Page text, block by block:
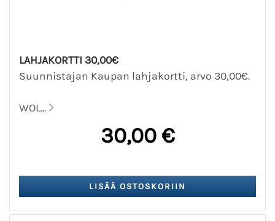
LAHJAKORTTI 30,00€
Suunnistajan Kaupan lahjakortti, arvo 30,00€.
WOL...
30,00 €